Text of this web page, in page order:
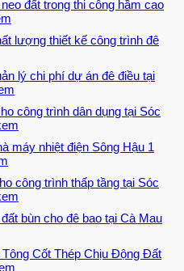
đất trong thi công hầm cao
lượng thiết kế công trình đê
lý chi phí dự án đê điều tại
công trình dân dụng tại Sóc
máy nhiệt điện Sông Hậu 1
công trình thấp tầng tại Sóc
bùn cho đê bao tại Cà Mau
Cốt Thép Chịu Động Đất